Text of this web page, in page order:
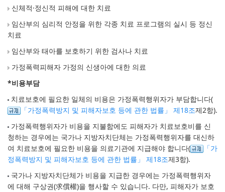
신체적·정신적 피해에 대한 치료
임산부의 심리적 안정을 위한 각종 치료 프로그램의 실시 등 정신
치료
임산부와 태아를 보호하기 위한 검사나 치료
가정폭력피해자 가정의 신생아에 대한 의료
*비용부담
치료보호에 필요한 일체의 비용은 가정폭력행위자가 부담합니다(
「가정폭력방지 및 피해자보호 등에 관한 법률」 제18조제2항).
가정폭력행위자가 비용을 지불함에도 피해자가 치료보호비를 신
청하는 경우에는 국가나 지방자치단체는 가정폭력행위자를 대신하
여 치료보호에 필요한 비용을 의료기관에 지급해야 합니다(
「가
정폭력방지 및 피해자보호 등에 관한 법률」 제18조제3항).
국가나 지방자치단체가 비용을 지급한 경우에는 가정폭력행위자
에 대해 구상권(求償權)을 행사할 수 있습니다. 다만, 피해자가 보호